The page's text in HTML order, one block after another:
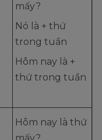
mấy?
Nó là + thứ
trong tuần
Hôm nay là +
thứ trong tuần
Hôm nay là thứ